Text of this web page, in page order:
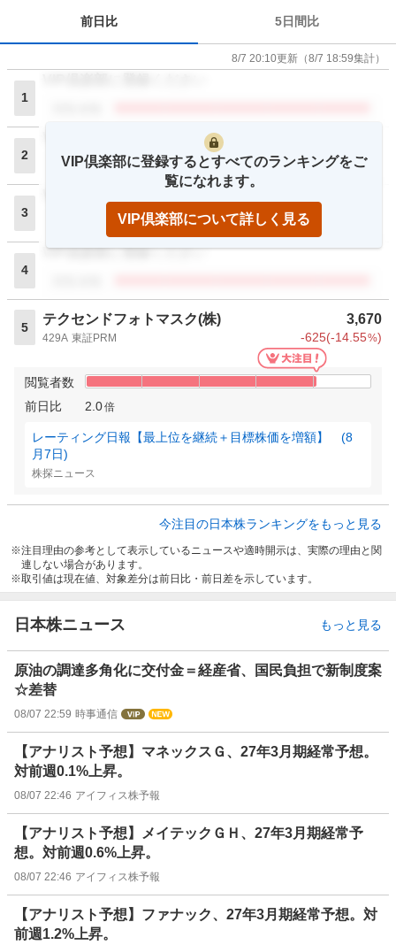
前日比 5日間比
8/7 20:10更新 （8/7 18:59集計）
1
2
VIP倶楽部に登録ください
閲覧者数
3
4
VIP倶楽部に登録ください
5
テクセンドフォトマスク(株) 3,670
429A 東証PRM -625(-14.55%)
閲覧者数
前日比
2.0倍
レーティング日報【最上位を継続＋目標株価を増額】 (8
月7日)
株探ニュース
VIP倶楽部に登録するとすべてのランキングをご
覧になれます。
VIP倶楽部について詳しく見る
今注目の日本株ランキングをもっと見る
注目理由の参考として表示しているニュースや適時開示は、実際の理由と関
連しない場合があります。
取引値は現在値、対象差分は前日比・前日差を示しています。
日本株ニュース もっと見る
原油の調達多角化に交付金＝経産省、国民負担で新制度案
☆差替
08/07 22:59 時事通信
【アナリスト予想】マネックスＧ、27年3月期経常予想。
対前週0.1%上昇。
08/07 22:46 アイフィス株予報
【アナリスト予想】メイテックＧＨ、27年3月期経常予
想。対前週0.6%上昇。
08/07 22:46 アイフィス株予報
【アナリスト予想】ファナック、27年3月期経常予想。対
前週1.2%上昇。